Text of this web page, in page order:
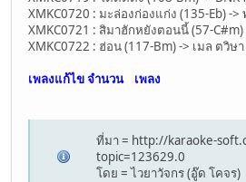
XMKC0720 : มะล่องก่องแก่ง (135-Eb) -
XMKC0721 : สิมาฮักหยังตอนนี้ (57-C#m)
XMKC0722 : ฮ่อน (117-Bm) -> เมล ตวิษา
เพลงแก้ไข จำนวน
เพลง
ที่มา = http://karaoke-
topic=123629.0
โดย = ไวยาวัจกร (อู๊ด โคจร)